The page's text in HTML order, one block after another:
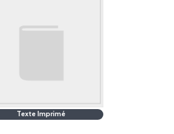
Texte Imprimé